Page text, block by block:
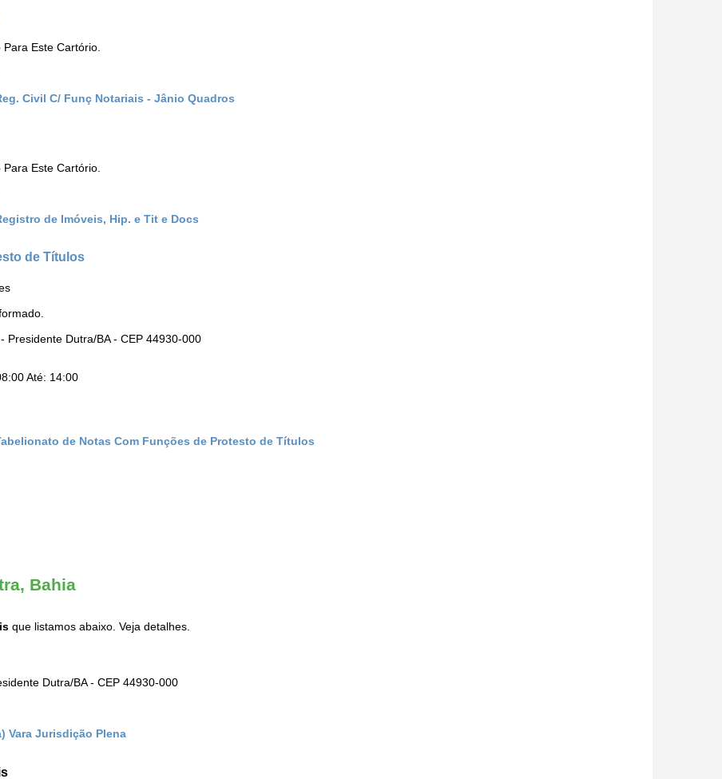
Este Cartório.
Civil C/ Funç Notariais - Jânio Quadros
Este Cartório.
de Imóveis, Hip. e Tit e Docs
de Títulos
Presidente Dutra/BA - CEP 44930-000
Até: 14:00
de Notas Com Funções de Protesto de Títulos
Bahia
que listamos abaixo. Veja detalhes.
Dutra/BA - CEP 44930-000
Vara Jurisdição Plena